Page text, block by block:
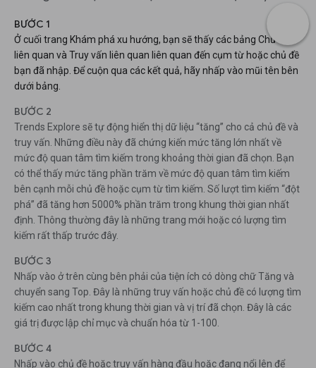
BƯỚC 1
Ở cuối trang Khám phá xu hướng, bạn sẽ thấy các bảng Chủ đề
liên quan và Truy vấn liên quan liên quan đến cụm từ hoặc chủ đề
bạn đã nhập. Để cuộn qua các kết quả, hãy nhấp vào mũi tên bên
dưới bảng.
BƯỚC 2
Trends Explore sẽ tự động hiển thị dữ liệu “tăng” cho cả chủ đề và
truy vấn. Những điều này đã chứng kiến ​​mức tăng lớn nhất về
mức độ quan tâm tìm kiếm trong khoảng thời gian đã chọn. Bạn
có thể thấy mức tăng phần trăm về mức độ quan tâm tìm kiếm
bên cạnh mỗi chủ đề hoặc cụm từ tìm kiếm. Số lượt tìm kiếm “đột
phá” đã tăng hơn 5000% phần trăm trong khung thời gian nhất
định. Thông thường đây là những trang mới hoặc có lượng tìm
kiếm rất thấp trước đây.
BƯỚC 3
Nhấp vào ở trên cùng bên phải của tiện ích có dòng chữ Tăng và
chuyển sang Top. Đây là những truy vấn hoặc chủ đề có lượng tìm
kiếm cao nhất trong khung thời gian và vị trí đã chọn. Đây là các
giá trị được lập chỉ mục và chuẩn hóa từ 1-100.
BƯỚC 4
Nhấp vào chủ đề hoặc truy vấn hàng đầu hoặc đang nổi lên để